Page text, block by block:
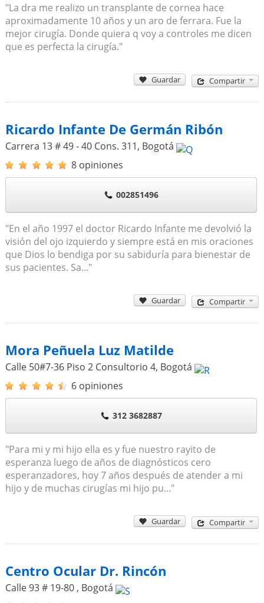
"La dra me realizo un transplante de cornea hace
aproximadamente 10 años y un aro de ferrara. Fue la
mejor cirugía. Donde quiera q voy a controles me dicen
que es perfecta la cirugía."
Guardar Compartir
Ricardo Infante De Germán Ribón
Carrera 13 # 49 - 40 Cons. 311, Bogotá
8 opiniones
002851496
"En el año 1997 el doctor Ricardo Infante me devolvió la
visión del ojo izquierdo y siempre está en mis oraciones
que Dios lo bendiga por su sabiduría para bienestar de
sus pacientes. Sa..."
Guardar Compartir
Mora Peñuela Luz Matilde
Calle 50#7-36 Piso 2 Consultorio 4, Bogotá
6 opiniones
312 3682887
"Para mi y mi hijo ella es y fue nuestro rayito de
esperanza luego de años de diagnósticos cero
esperanzadores, hoy 7 años después de atender a mi
hijo y de muchas cirugías mi hijo pu..."
Guardar Compartir
Centro Ocular Dr. Rincón
Calle 93 # 19-80 , Bogotá